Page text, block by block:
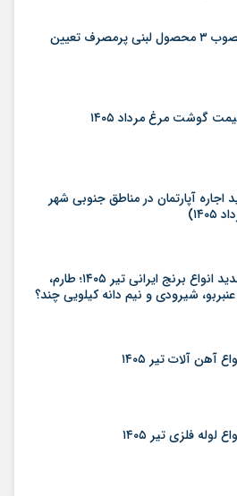
قیمت مصوب ۳ محصول لبنی پرمصرف تعیین
گوشت مرغ مرداد ۱۴۰۵
اجاره آپارتمان در مناطق جنوبی شهر
قیمت جدید انواع برنج ایرانی تیر ۱۴۰۵؛ طارم،
شیرودی و نیم دانه کیلویی چند؟
آهن آلات تیر ۱۴۰۵
فلزی تیر ۱۴۰۵